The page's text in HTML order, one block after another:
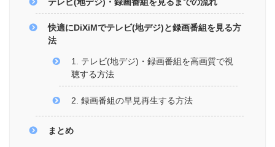
テレビ(地デジ)・録画番組を見るまでの流れ
快適にDiXiMでテレビ(地デジ)と録画番組を見る方
法
1. テレビ(地デジ)・録画番組を高画質で視
聴する方法
2. 録画番組の早見再生する方法
まとめ